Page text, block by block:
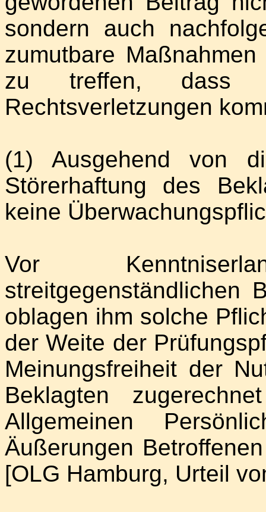
sondern auch
zumutbare
zu treffen, dass
Rechtsverletzungen
(1) Ausgehend von
Störerhaftung des
keine
Vor
streitgegenständlichen
oblagen ihm solche
der Weite der
Meinungsfreiheit der
Beklagten
Allgemeinen
Äußerungen
[OLG Hamburg, Urteil